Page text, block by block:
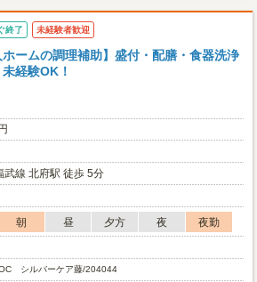
終了 未経験者歓迎
ホームの調理補助】盛付・配膳・食器洗浄
経験OK！
武線 北府駅 徒歩 5分
朝 昼 夕方 夜
夜勤
シルバーケア藤/204044